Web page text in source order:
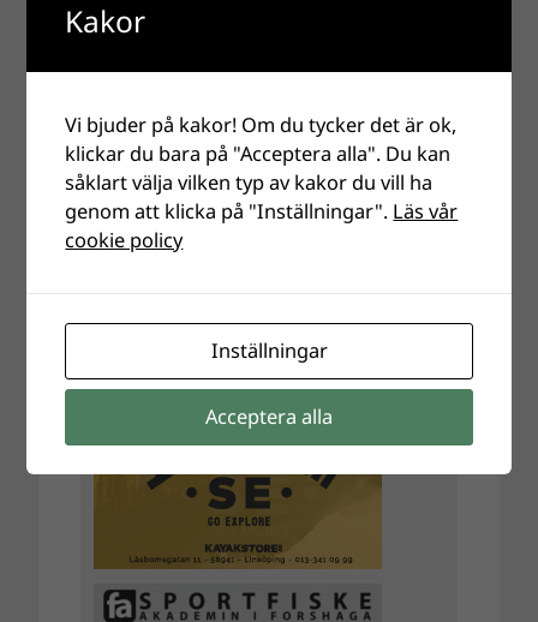
Kakor
Vi bjuder på kakor! Om du tycker det är ok,
klickar du bara på "Acceptera alla". Du kan
såklart välja vilken typ av kakor du vill ha
genom att klicka på "Inställningar". Läs vår
cookie policy
Inställningar
Acceptera alla